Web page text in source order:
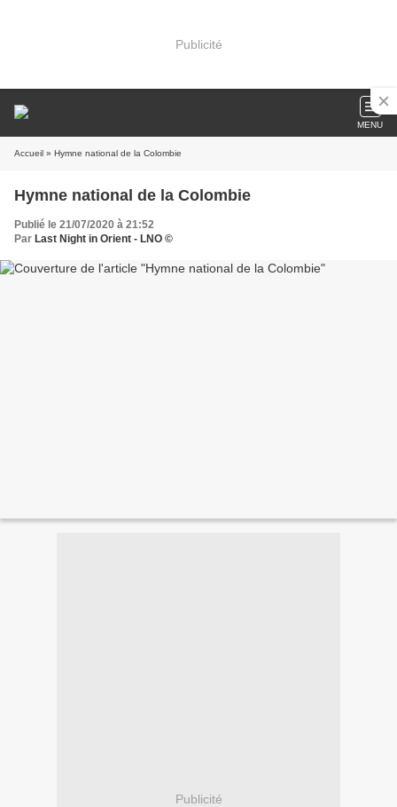
Publicité
MENU
Accueil » Hymne national de la Colombie
Hymne national de la Colombie
Publié le 21/07/2020 à 21:52
Par Last Night in Orient - LNO ©
Publicité